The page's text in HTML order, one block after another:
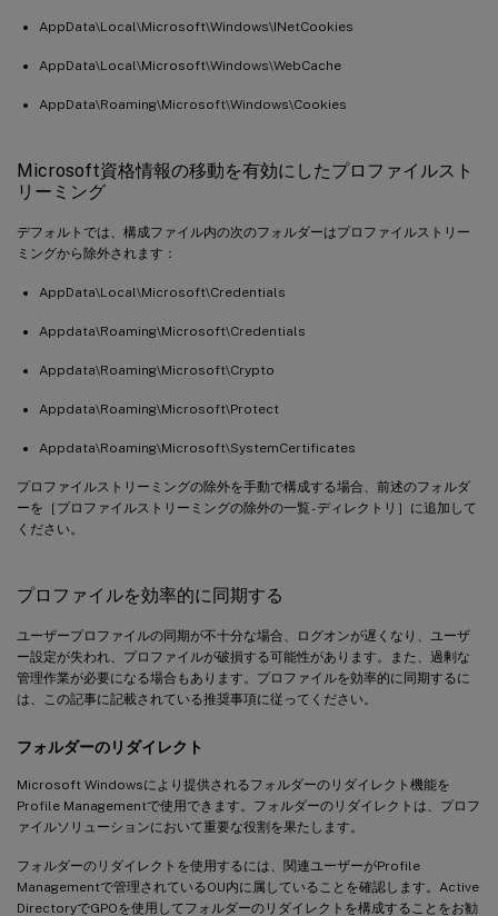
AppData\Local\Microsoft\Windows\INetCookies
AppData\Local\Microsoft\Windows\WebCache
AppData\Roaming\Microsoft\Windows\Cookies
Microsoft資格情報の移動を有効にしたプロファイルスト
リーミング
デフォルトでは、構成ファイル内の次のフォルダーはプロファイルストリー
ミングから除外されます：
AppData\Local\Microsoft\Credentials
Appdata\Roaming\Microsoft\Credentials
Appdata\Roaming\Microsoft\Crypto
Appdata\Roaming\Microsoft\Protect
Appdata\Roaming\Microsoft\SystemCertificates
プロファイルストリーミングの除外を手動で構成する場合、前述のフォルダ
ーを［プロファイルストリーミングの除外の一覧 - ディレクトリ］に追加して
ください。
プロファイルを効率的に同期する
ユーザープロファイルの同期が不十分な場合、ログオンが遅くなり、ユーザ
ー設定が失われ、プロファイルが破損する可能性があります。また、過剰な
管理作業が必要になる場合もあります。プロファイルを効率的に同期するに
は、この記事に記載されている推奨事項に従ってください。
フォルダーのリダイレクト
Microsoft Windowsにより提供されるフォルダーのリダイレクト機能を
Profile Managementで使用できます。フォルダーのリダイレクトは、プロフ
ァイルソリューションにおいて重要な役割を果たします。
フォルダーのリダイレクトを使用するには、関連ユーザーがProfile
Managementで管理されているOU内に属していることを確認します。Active
DirectoryでGPOを使用してフォルダーのリダイレクトを構成することをお勧